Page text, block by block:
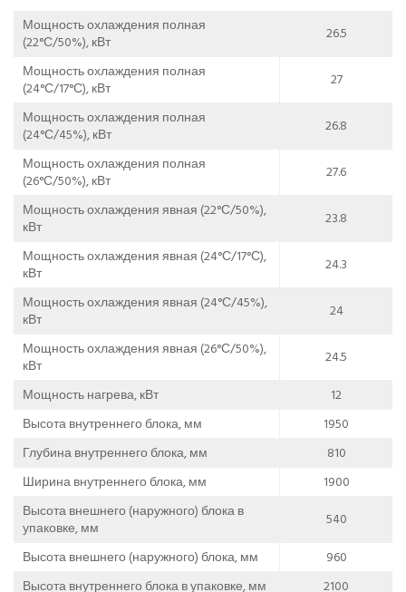
Мощность охлаждения полная
(22°С/50%), кВт
26.5
Мощность охлаждения полная
(24°С/17°С), кВт
27
Мощность охлаждения полная
(24°С/45%), кВт
26.8
Мощность охлаждения полная
(26°С/50%), кВт
27.6
Мощность охлаждения явная (22°С/50%),
кВт
23.8
Мощность охлаждения явная (24°С/17°С),
кВт
24.3
Мощность охлаждения явная (24°С/45%),
кВт
24
Мощность охлаждения явная (26°С/50%),
кВт
24.5
Мощность нагрева, кВт
12
Высота внутреннего блока, мм
1950
Глубина внутреннего блока, мм
810
Ширина внутреннего блока, мм
1900
Высота внешнего (наружного) блока в
упаковке, мм
540
Высота внешнего (наружного) блока, мм
960
Высота внутреннего блока в упаковке, мм
2100